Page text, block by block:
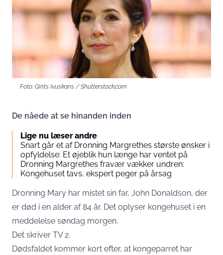
Foto: Gints Ivuskans / Shutterstock.com
De nåede at se hinanden inden
Lige nu læser andre
Snart går et af Dronning Margrethes største ønsker i
opfyldelse: Et øjeblik hun længe har ventet på
Dronning Margrethes fravær vækker undren:
Kongehuset tavs, ekspert peger på årsag
Dronning Mary har mistet sin far, John Donaldson, der
er død i en alder af 84 år. Det oplyser kongehuset i en
meddelelse søndag morgen.
Det skriver TV 2.
Dødsfaldet kommer kort efter, at kongeparret har